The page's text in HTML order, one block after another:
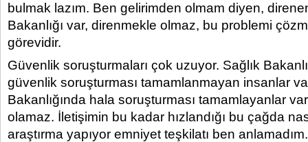
bulmak lazım. Ben gelirimden olmam diyen,
Bakanlığı var, direnmekle olmaz, bu problemi
görevidir.
Güvenlik soruşturmaları çok uzuyor. Sağlık
güvenlik soruşturması tamamlanmayan insanlar
Bakanlığında hala soruşturması tamamlayanlar
olamaz. İletişimin bu kadar hızlandığı bu çağda
araştırma yapıyor emniyet teşkilatı ben anlamadım.